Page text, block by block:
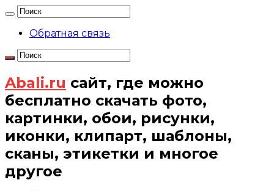
Обратная связь
Abali.ru сайт, где можно
бесплатно скачать фото,
картинки, обои, рисунки,
иконки, клипарт, шаблоны,
сканы, этикетки и многое
другое